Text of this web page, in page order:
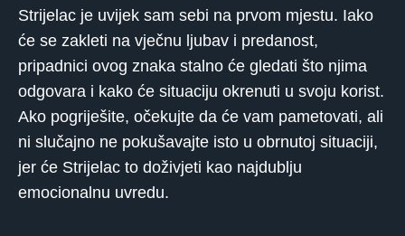
Strijelac je uvijek sam sebi na prvom mjestu. Iako
će se zakleti na vječnu ljubav i predanost,
pripadnici ovog znaka stalno će gledati što njima
odgovara i kako će situaciju okrenuti u svoju korist.
Ako pogriješite, očekujte da će vam pametovati, ali
ni slučajno ne pokušavajte isto u obrnutoj situaciji,
jer će Strijelac to doživjeti kao najdublju
emocionalnu uvredu.